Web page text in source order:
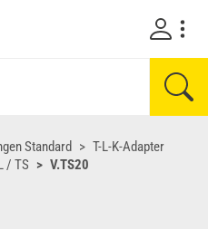
Standard
T-L-K-Adapter
/ TS V.TS20